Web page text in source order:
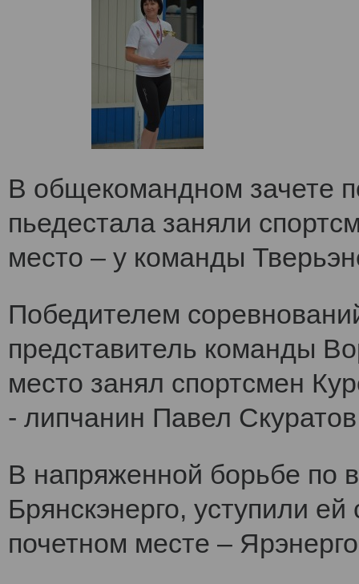
В общекомандном зачете
пьедестала заняли
место – у команды
Победителем
представитель команды
место занял спортсмен
- липчанин Павел
В напряженной борьбе по
Брянскэнерго, уступили
почетном месте –